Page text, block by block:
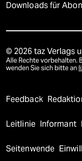
Downloads für
© 2026 taz Verlags
Alle Rechte vorbehalten.
wenden Sie sich bitte an
Feedback
Leitlinie Informant
Seitenwende